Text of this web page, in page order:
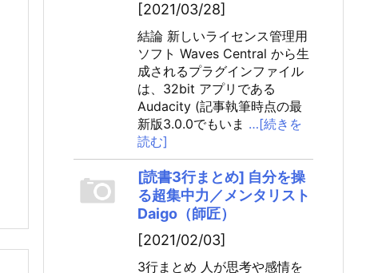
[2021/03/28]
結論 新しいライセンス管理用
ソフト Waves Central から生
成されるプラグインファイル
は、32bit アプリである
Audacity (記事執筆時点の最
新版3.0.0でもいま …[続きを
読む]
[読書3行まとめ] 自分を操
る超集中力／メンタリスト
Daigo（師匠）
[2021/02/03]
3行まとめ 人が思考や感情を